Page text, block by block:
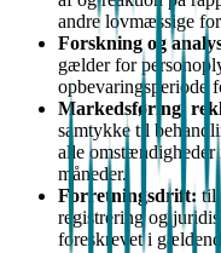
andre lovmæssige
Forskning og
gælder for
opbevaringsperiode
Markedsføring,
samtykke til
alle
måneder.
Forretningsdrift: til
registrering og
foreskrevet i